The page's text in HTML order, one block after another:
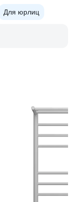
Для юрлиц